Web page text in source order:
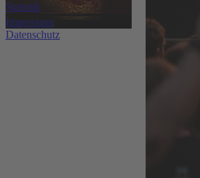
Statistik
Impressum
Datenschutz